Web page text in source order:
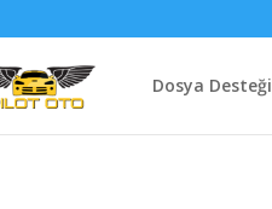
Dosya Desteği